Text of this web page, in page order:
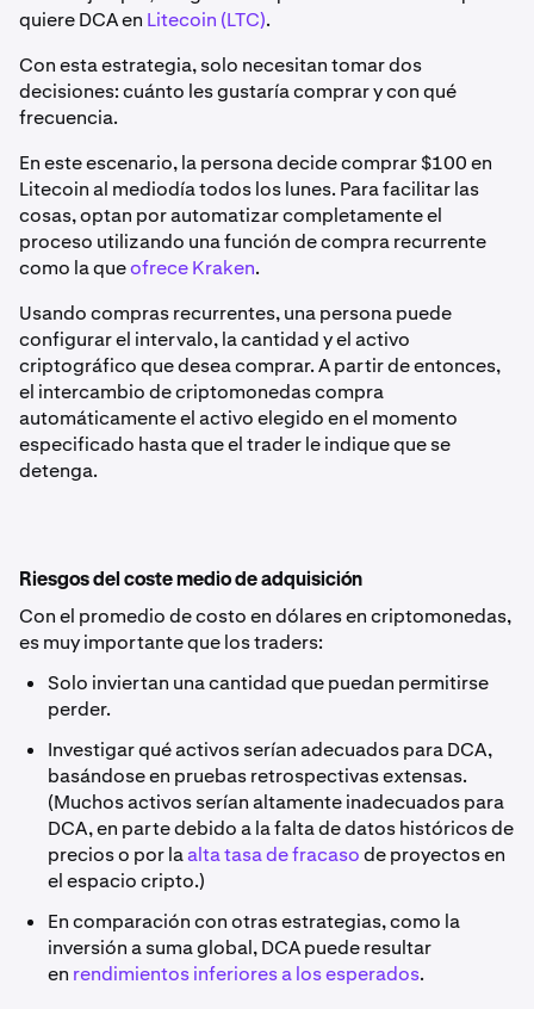
quiere DCA en Litecoin (LTC).
Con esta estrategia, solo necesitan tomar dos
decisiones: cuánto les gustaría comprar y con qué
frecuencia.
En este escenario, la persona decide comprar $100 en
Litecoin al mediodía todos los lunes. Para facilitar las
cosas, optan por automatizar completamente el
proceso utilizando una función de compra recurrente
como la queofrece Kraken.
Usando compras recurrentes, una persona puede
configurar el intervalo, la cantidad y el activo
criptográfico que desea comprar. A partir de entonces,
el intercambio de criptomonedas compra
automáticamente el activo elegido en el momento
especificado hasta que el trader le indique que se
detenga.
Riesgos del coste medio de adquisición
Con el promedio de costo en dólares en criptomonedas,
es muy importante que los traders:
Solo inviertan una cantidad que puedan permitirse
perder.
Investigar qué activos serían adecuados para DCA,
basándose en pruebas retrospectivas extensas.
(Muchos activos serían altamente inadecuados para
DCA, en parte debido a la falta de datos históricos de
precios o por laalta tasa de fracasode proyectos en
el espacio cripto.)
En comparación con otras estrategias, como la
inversión a suma global, DCA puede resultar
en rendimientos inferiores a los esperados.